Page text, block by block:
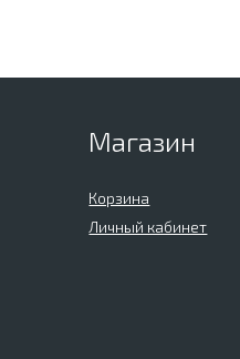
Магазин
Корзина
Личный кабинет